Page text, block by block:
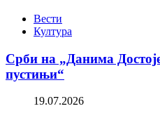
Вести
Култура
Срби на „Данима
пустињи“
19.07.2026